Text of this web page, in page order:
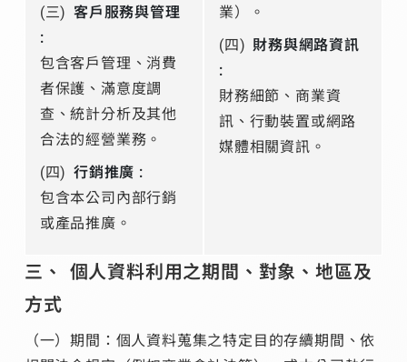
(三) 客戶服務與管理
:
包含客戶管理、消費
者保護、滿意度調
查、統計分析及其他
合法的經營業務。
(四) 行銷推廣 :
包含本公司內部行銷
或產品推廣。
業）。
(四) 財務與網路資訊
:
財務細節、商業資
訊、行動裝置或網路
媒體相關資訊。
個人資料利用之期間、對象、地區及
方式
（一）期間：個人資料蒐集之特定目的存續期間、依